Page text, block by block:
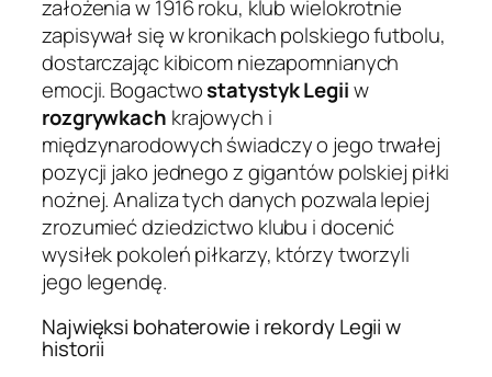
założenia w 1916 roku, klub wielokrotnie
zapisywał się w kronikach polskiego futbolu,
dostarczając kibicom niezapomnianych
emocji. Bogactwostatystyk Legiiw
rozgrywkach krajowych i
międzynarodowych świadczy o jego trwałej
pozycji jako jednego z gigantów polskiej piłki
nożnej. Analiza tych danych pozwala lepiej
zrozumieć dziedzictwo klubu i docenić
wysiłek pokoleń piłkarzy, którzy tworzyli
jego legendę.
Najwięksi bohaterowie i rekordy Legii w
historii